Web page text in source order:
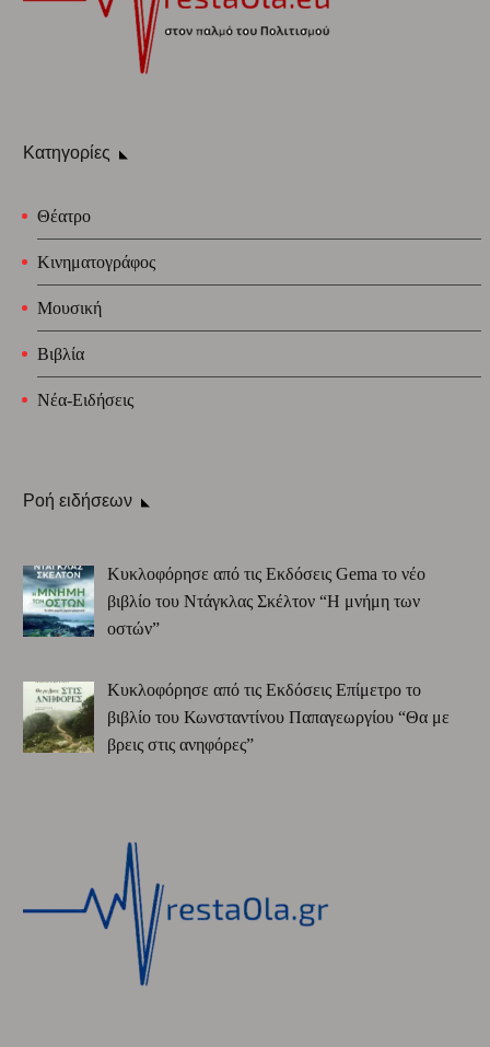
Κατηγορίες
Θέατρο
Κινηματογράφος
Μουσική
Βιβλία
Νέα-Ειδήσεις
Ροή ειδήσεων
Κυκλοφόρησε από τις Εκδόσεις Gema το νέο
βιβλίο του Ντάγκλας Σκέλτον “Η μνήμη των
οστών”
Κυκλοφόρησε από τις Εκδόσεις Επίμετρο το
βιβλίο του Κωνσταντίνου Παπαγεωργίου “Θα με
βρεις στις ανηφόρες”